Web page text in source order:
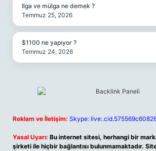
Ilga ve mülga ne demek ?
Temmuz 25, 2026
$1100 ne yapıyor ?
Temmuz 24, 2026
Reklam ve İletişim: Skype:
Yasal Uyarı: Bu internet sitesi, herhangi bir
şirketi ile hiçbir bağlantısı bulunmamaktadır.